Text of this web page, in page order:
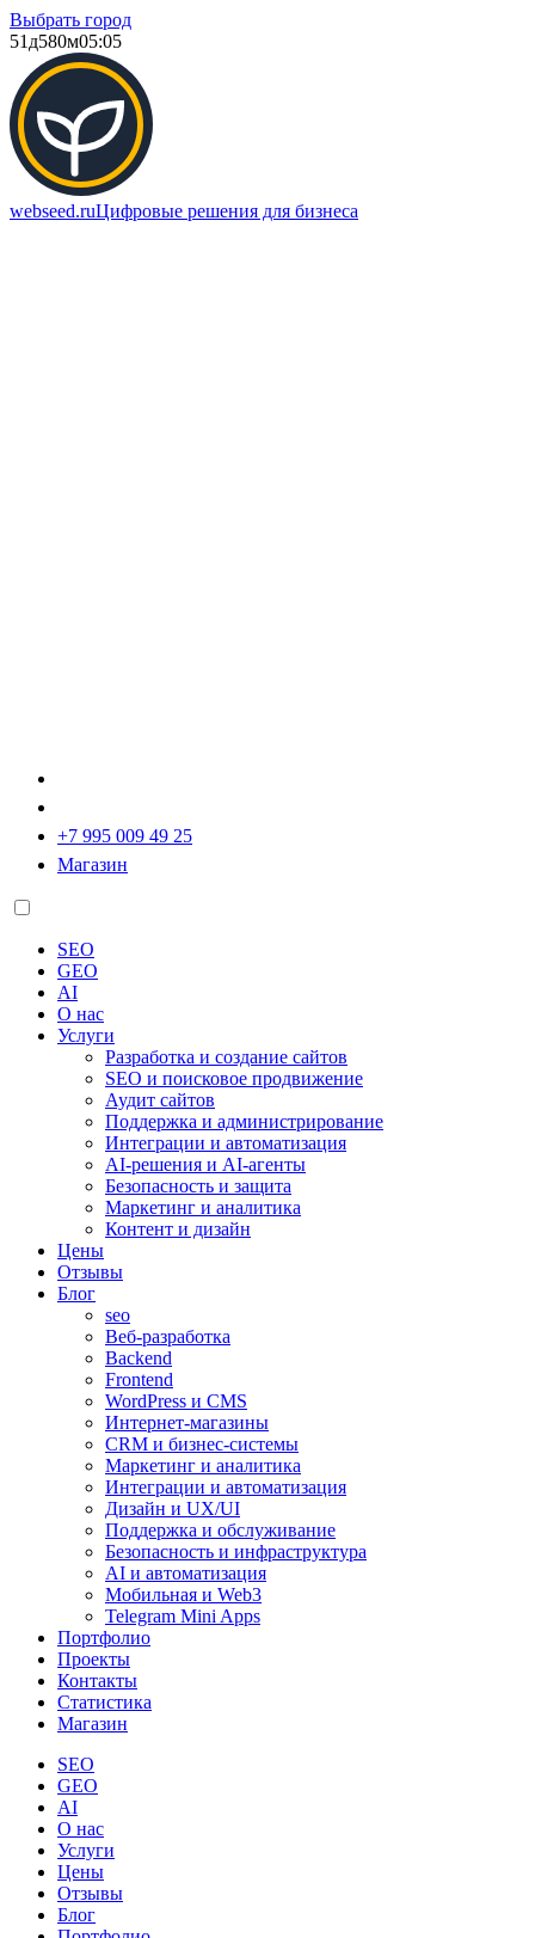
Выбрать город
51д580м05:05
webseed.ruЦифровые решения для бизнеса
+7 995 009 49 25
Магазин
SEO
GEO
AI
О нас
Услуги
Разработка и создание сайтов
SEO и поисковое продвижение
Аудит сайтов
Поддержка и администрирование
Интеграции и автоматизация
AI-решения и AI-агенты
Безопасность и защита
Маркетинг и аналитика
Контент и дизайн
Цены
Отзывы
Блог
seo
Веб-разработка
Backend
Frontend
WordPress и CMS
Интернет-магазины
CRM и бизнес-системы
Маркетинг и аналитика
Интеграции и автоматизация
Дизайн и UX/UI
Поддержка и обслуживание
Безопасность и инфраструктура
AI и автоматизация
Мобильная и Web3
Telegram Mini Apps
Портфолио
Проекты
Контакты
Статистика
Магазин
SEO
GEO
AI
О нас
Услуги
Цены
Отзывы
Блог